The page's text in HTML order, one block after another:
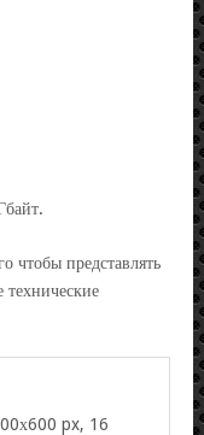
чтобы представлять
технические
px, 16